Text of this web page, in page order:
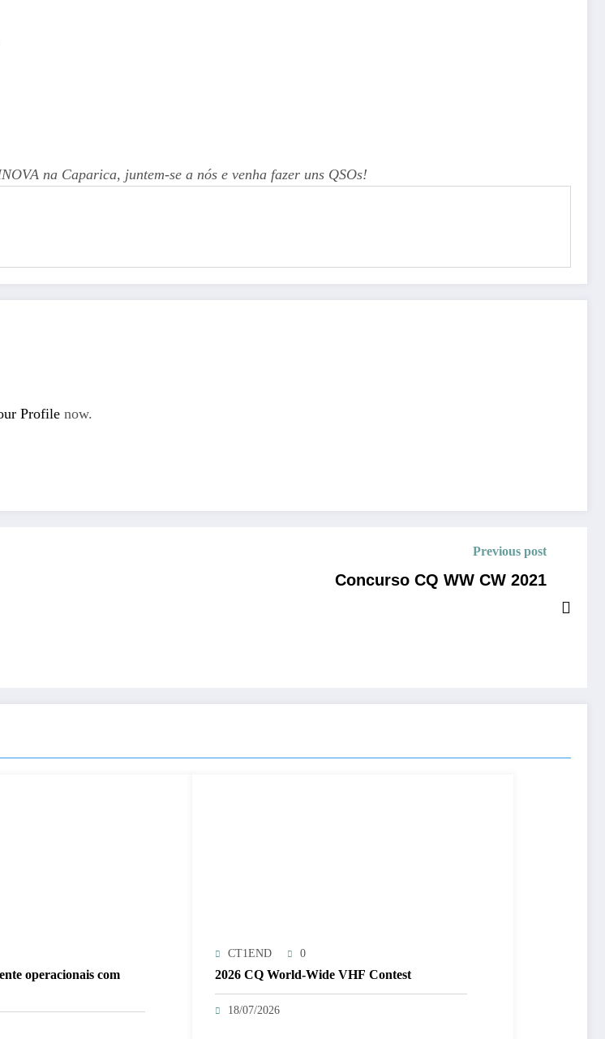
na Caparica, juntem-se a nós e venha fazer uns QSOs!
Profile now.
Previous post
Concurso CQ WW CW 2021
operacionais com
CT1END 0
2026 CQ World-Wide VHF Contest
18/07/2026